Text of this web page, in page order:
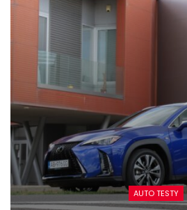
AUTO TESTY